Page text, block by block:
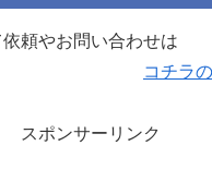
頼やお問い合わせは
コチラ
スポンサーリンク